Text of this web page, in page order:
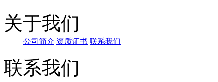
关于我们
公司简介 资质证书 联系我们
联系我们